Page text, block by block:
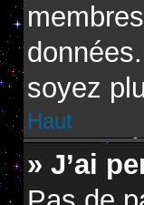
soyez
Haut
» J’ai